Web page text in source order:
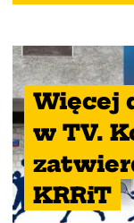
Więcej
w TV.
KRRiT